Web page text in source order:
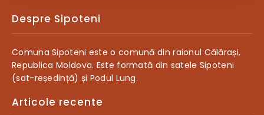
Despre Sipoteni
Comuna Sipoteni este o comună din raionul Călărași,
Republica Moldova. Este formată din satele Sipoteni
(sat-reședință) și Podul Lung.
Articole recente